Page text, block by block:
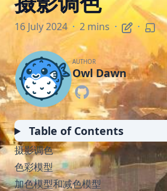
16 July 2024 · 2 mins · ·
AUTHOR
Owl Dawn
Table of Contents
摄影调色
色彩模型
加色模型和减色模型